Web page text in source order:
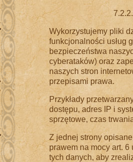
Wykorzystujemy pliki
funkcjonalności usług
bezpieczeństwa
cyberataków) oraz
naszych stron
przepisami prawa.
Przykłady
dostępu, adres IP i
sprzętowe, czas
Z jednej strony
prawem na mocy art.
tych danych, aby